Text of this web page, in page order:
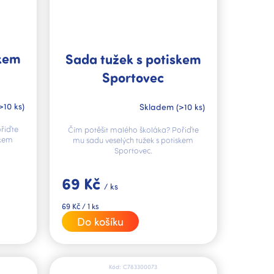
ks)
Sada tužek s potiskem
Sportovec
Skladem (>10 ks)
69 Kč / ks
Měrná
cena:
69 Kč / 1 ks
Do košíku
Čím potěšit malého školáka? Pořiďte
mu sadu veselých tužek s potiskem
Sportovec.
Kód:C783300073